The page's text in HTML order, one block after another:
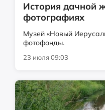
История дачной
фотографиях
Музей «Новый
фотофонды.
23 июля 09:03